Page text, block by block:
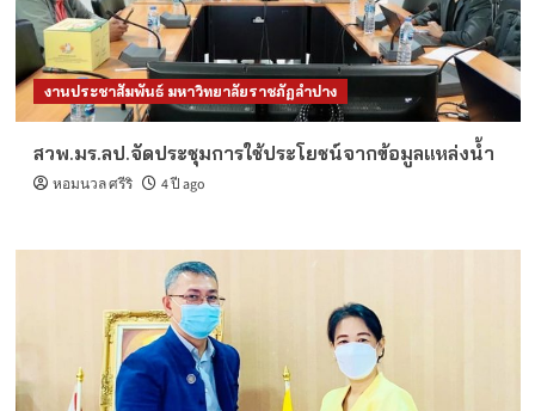
งานประชาสัมพันธ์ มหาวิทยาลัยราชภัฏลำปาง
สวพ.มร.ลป.จัดประชุมการใช้ประโยชน์จากข้อมูลแหล่งน้ำ
หอมนวล ศรีริ 4 ปี ago